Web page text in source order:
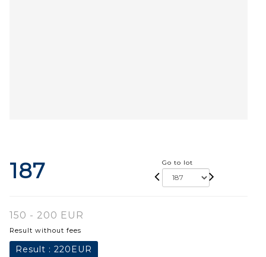
187 Go to lot
150 - 200 EUR
Result without fees
Result : 220EUR